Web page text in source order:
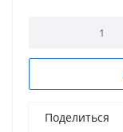
Поделиться